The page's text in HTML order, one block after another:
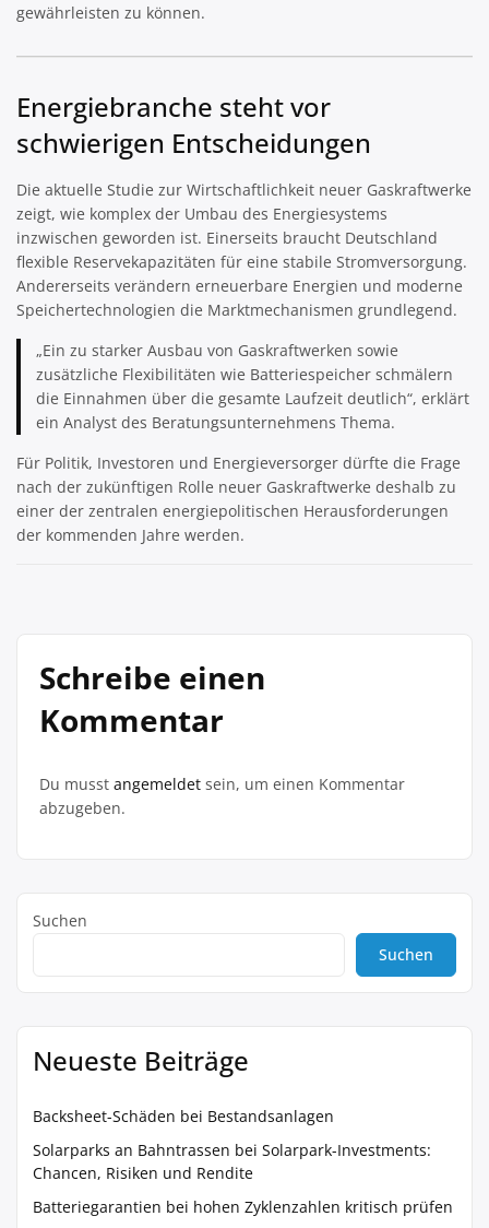
gewährleisten zu können.
Energiebranche steht vor
schwierigen Entscheidungen
Die aktuelle Studie zur Wirtschaftlichkeit neuer Gaskraftwerke
zeigt, wie komplex der Umbau des Energiesystems
inzwischen geworden ist. Einerseits braucht Deutschland
flexible Reservekapazitäten für eine stabile Stromversorgung.
Andererseits verändern erneuerbare Energien und moderne
Speichertechnologien die Marktmechanismen grundlegend.
„Ein zu starker Ausbau von Gaskraftwerken sowie
zusätzliche Flexibilitäten wie Batteriespeicher schmälern
die Einnahmen über die gesamte Laufzeit deutlich“, erklärt
ein Analyst des Beratungsunternehmens Thema.
Für Politik, Investoren und Energieversorger dürfte die Frage
nach der zukünftigen Rolle neuer Gaskraftwerke deshalb zu
einer der zentralen energiepolitischen Herausforderungen
der kommenden Jahre werden.
Schreibe einen
Kommentar
Du musst angemeldet sein, um einen Kommentar
abzugeben.
Suchen
Suchen
Neueste Beiträge
Backsheet-Schäden bei Bestandsanlagen
Solarparks an Bahntrassen bei Solarpark-Investments:
Chancen, Risiken und Rendite
Batteriegarantien bei hohen Zyklenzahlen kritisch prüfen